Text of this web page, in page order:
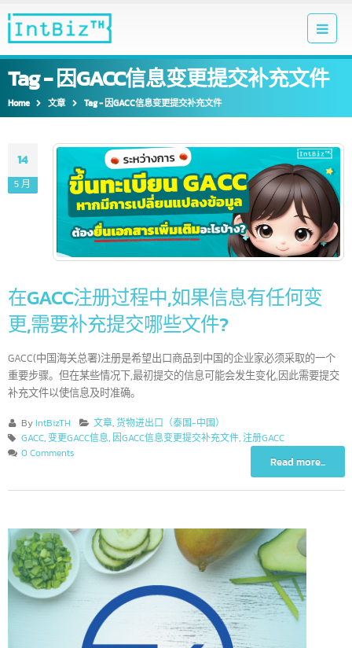
Tag - 因GACC信息变更提交补充文件
Home 文章 Tag -因GACC信息变更提交补充文件
14
5 月
在GACC注册过程中,如果信息有任何变
更,需要补充提交哪些文件?
GACC(中国海关总署)注册是希望出口商品到中国的企业家必须采取的一个
重要步骤。但在某些情况下,最初提交的信息可能会发生变化,因此需要提
ByIntBizTH 文章,货物进出口（泰国-中国）
GACC,变更GACC信息
注册GACC